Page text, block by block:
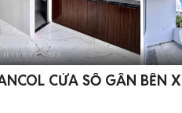
CỬA SỔ GẦN BẾN